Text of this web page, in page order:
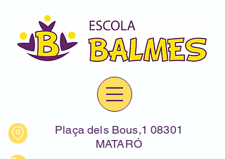
Plaça dels Bous,1 08301
MATARÓ